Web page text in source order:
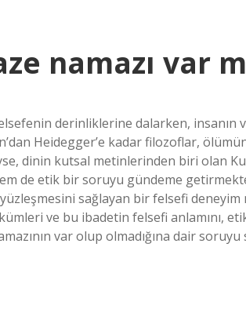
namazı var
derinliklerine dalarken, insanın
Heidegger’e kadar filozoflar,
dinin kutsal metinlerinden biri olan
de etik bir soruyu gündeme
sağlayan bir felsefi deneyim
ve bu ibadetin felsefi anlamını,
var olup olmadığına dair soruyu